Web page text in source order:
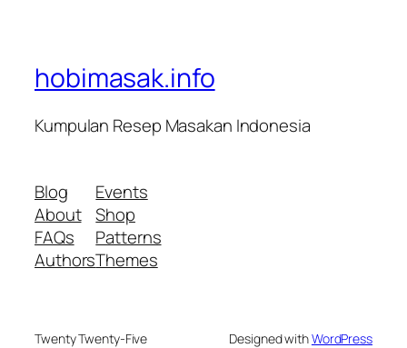
hobimasak.info
Kumpulan Resep Masakan Indonesia
Blog
About
FAQs
Authors
Events
Shop
Patterns
Themes
Twenty Twenty-Five Designed withWordPress